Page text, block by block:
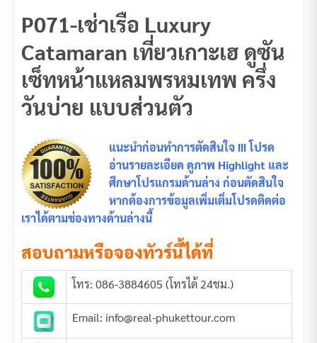
P071-เช่าเรือ Luxury
Catamaran เที่ยวเกาะเฮ ดูซัน
เซ็ทหน้าแหลมพรหมเทพ ครึ่ง
วันบ่าย แบบส่วนตัว
แนะนำก่อนทำการตัดสินใจ !!! โปรด
อ่านรายละเอียด ดูภาพ Highlight และ
ศึกษาโปรแกรมด้านล่าง ก่อนตัดสินใจ
หากต้องการข้อมูลเพิ่มเติ่มโปรดติดต่อ
เราได้ตามช่องทางด้านล่างนี้
สอบถามหรือจองทัวร์นี้ได้ที่
โทร: 086-3884605 (โทรได้ 24ชม.)
Email: info@real-phukettour.com